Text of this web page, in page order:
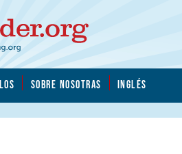
SOBRE NOSOTRAS INGLÉS